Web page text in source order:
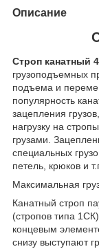
Описание
Строп канатный
грузоподъемных
подъема и
популярность
зацепления
нагрузку на
грузами.
специальных
петель, крюков и
Максимальная
Канатный строп
(стропов типа
концевым
снизу выступают